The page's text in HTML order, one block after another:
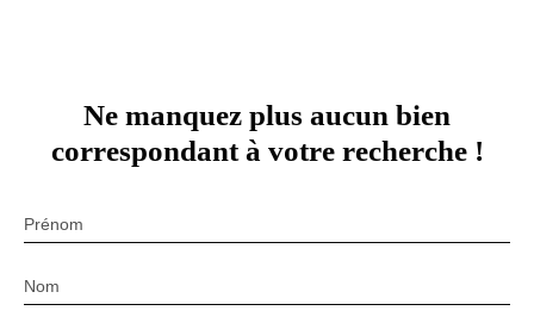
Ne manquez plus aucun bien
correspondant à votre recherche !
Prénom
Nom